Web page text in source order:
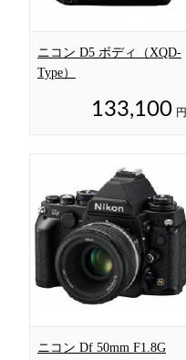
ニコン D5 ボディ（XQD-
Type）
133,100 円
ニコン Df 50mm F1.8G